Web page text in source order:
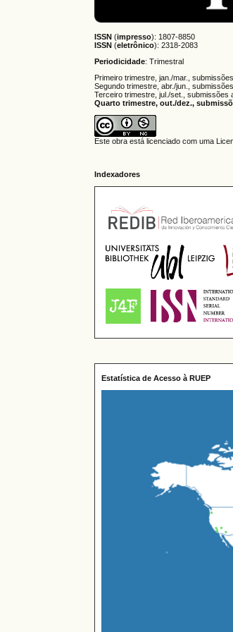
ISSN (impresso): 1807-8850
ISSN (eletrônico):2318-2083
Periodicidade: Trimestral
Primeiro trimestre, jan./mar.,
Segundo trimestre, abr./jun.,
Terceiro trimestre, jul./set., submissões
Quarto trimestre, out./dez.,
Este obra está licenciado com uma
Indexadores
Estatística de Acesso à RUEP